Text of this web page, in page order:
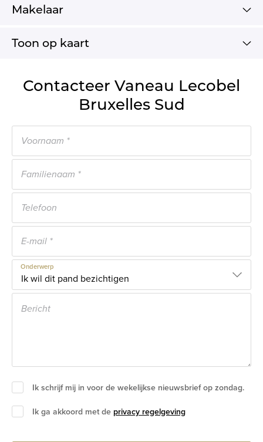
Makelaar
Toon op kaart
Contacteer Vaneau Lecobel
Bruxelles Sud
Onderwerp
Ik schrijf mij in voor de wekelijkse nieuwsbrief op zondag.
Ik ga akkoord met de privacy regelgeving